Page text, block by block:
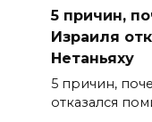
5 причин,
Израиля
Нетаньяху
5 причин,
отказался